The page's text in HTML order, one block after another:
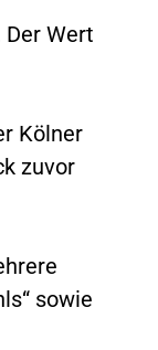
Wert
Kölner
zuvor
sowie